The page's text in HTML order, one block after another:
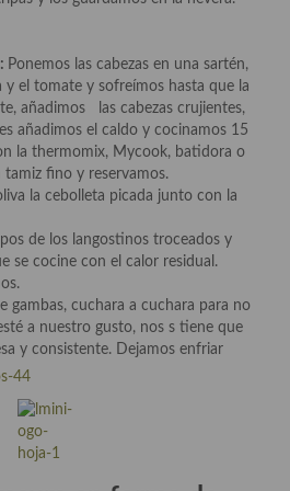
mejores AOVES
Ponemos las cabezas en una sartén,
y el tomate y sofreímos hasta que la
añadimos las cabezas crujientes,
añadimos el caldo y cocinamos 15
la thermomix, Mycook, batidora o
fino y reservamos.
la cebolleta picada junto con la
de los langostinos troceados y
se cocine con el calor residual.
gambas, cuchara a cuchara para no
a nuestro gusto, nos s tiene que
y consistente. Dejamos enfriar